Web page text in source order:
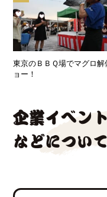
東京のＢＢＱ場でマグロ解
ョー！
企業イベン
などについて